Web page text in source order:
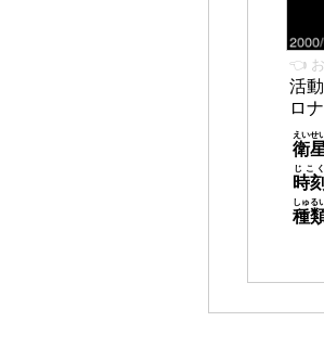
👈
活
ロ
衛
えいせ
時刻
じこく
種
しゅる